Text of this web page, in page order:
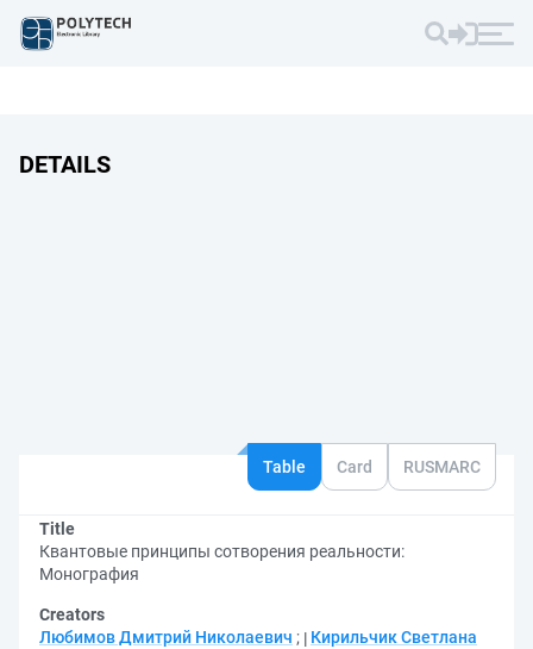
DETAILS
Table Card RUSMARC
Title
Квантовые принципы сотворения реальности:
Монография
Creators
Любимов Дмитрий Николаевич ;
Кирильчик Светлана